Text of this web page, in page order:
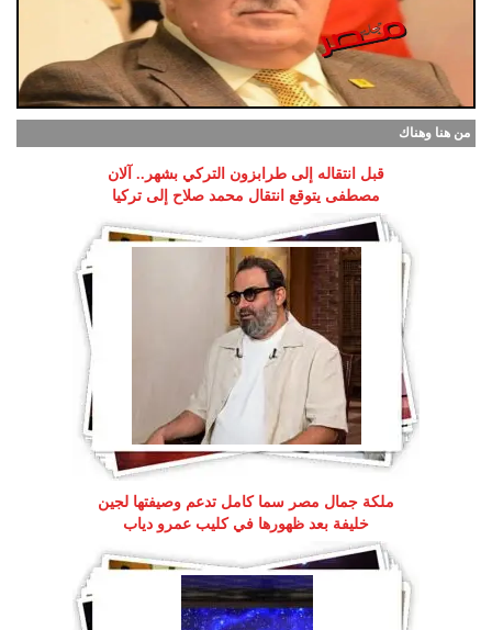
من هنا وهناك
قبل انتقاله إلى طرابزون التركي بشهر.. آلان
مصطفى يتوقع انتقال محمد صلاح إلى تركيا
ملكة جمال مصر سما كامل تدعم وصيفتها لجين
خليفة بعد ظهورها في كليب عمرو دياب